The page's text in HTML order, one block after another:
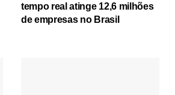
tempo real atinge 12,6 milhões
de empresas no Brasil